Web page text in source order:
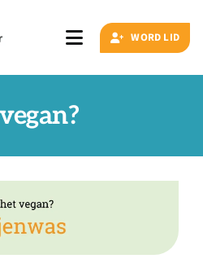
Toggle
Navigation
WORD LID